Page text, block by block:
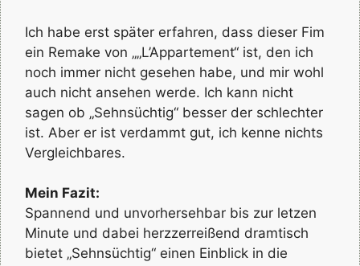
Ich habe erst später erfahren, dass dieser Fim
ein Remake von „„L’Appartement“ ist, den ich
noch immer nicht gesehen habe, und mir wohl
auch nicht ansehen werde. Ich kann nicht
sagen ob „Sehnsüchtig“ besser der schlechter
ist. Aber er ist verdammt gut, ich kenne nichts
Vergleichbares.
Mein Fazit:
Spannend und unvorhersehbar bis zur letzen
Minute und dabei herzzerreißend dramtisch
bietet „Sehnsüchtig“ einen Einblick in die